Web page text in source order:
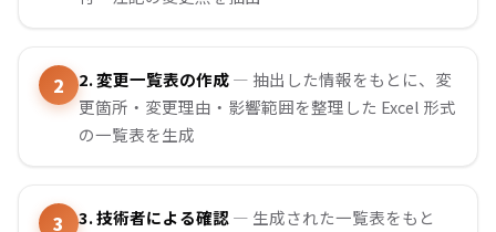
2. 変更一覧表の作成— 抽出した情報をもとに、変
更箇所・変更理由・影響範囲を整理した Excel 形式
の一覧表を生成
3. 技術者による確認— 生成された一覧表をもと